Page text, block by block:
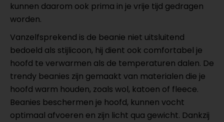
kunnen daarom ook prima in je vrije tijd gedragen
worden.
Vanzelfsprekend is de beanie niet uitsluitend
bedoeld als stijlicoon, hij dient ook comfortabel je
hoofd te verwarmen als de temperaturen dalen. De
trendy beanies zijn gemaakt van materialen die je
hoofd warm houden, zoals wol, katoen of fleece.
Beanies beschermen je hoofd, kunnen vocht
optimaal afvoeren en zijn licht qua gewicht. Dankzij